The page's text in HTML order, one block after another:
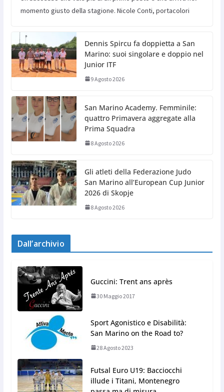
momento giusto della stagione. Nicole Conti, portacolori
Dennis Spircu fa doppietta a San
Marino: suoi singolare e doppio nel
Junior ITF
9 Agosto 2026
San Marino Academy. Femminile:
quattro Primavera aggregate alla
Prima Squadra
8 Agosto 2026
Gli atleti della Federazione Judo
San Marino all’European Cup Junior
2026 di Skopje
8 Agosto 2026
Dall’archivio
Guccini: Trent ans après
30 Maggio 2017
Sport Agonistico e Disabilità:
San Marino on the Road to?
28 Agosto 2023
Futsal Euro U19: Bacciocchi
illude i Titani, Montenegro